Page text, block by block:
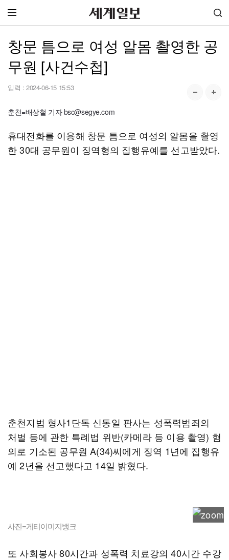
창문 틈으로 여성 알몸 촬영한 공
무원 [사건수첩]
입력 : 2024-06-15 15:53
춘천=배상철 기자 bsc@segye.com
휴대전화를 이용해 창문 틈으로 여성의 알몸을 촬영
한 30대 공무원이 징역형의 집행유예를 선고받았다.
춘천지법 형사1단독 신동일 판사는 성폭력범죄의
처벌 등에 관한 특례법 위반(카메라 등 이용 촬영) 혐
의로 기소된 공무원 A(34)씨에게 징역 1년에 집행유
예 2년을 선고했다고 14일 밝혔다.
사진=게티이미지뱅크
또 사회봉사 80시간과 성폭력 치료강의 40시간 수강